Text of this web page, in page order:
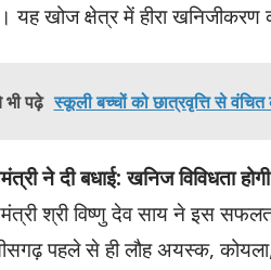
यह खोज क्षेत्र में हीरा खनिजीकरण
भी पढ़े स्कूली बच्चों को छात्रवृत्ति से
ने दी बधाई: खनिज विविधता
श्री विष्णु देव साय ने इस
पहले से ही लौह अयस्क,